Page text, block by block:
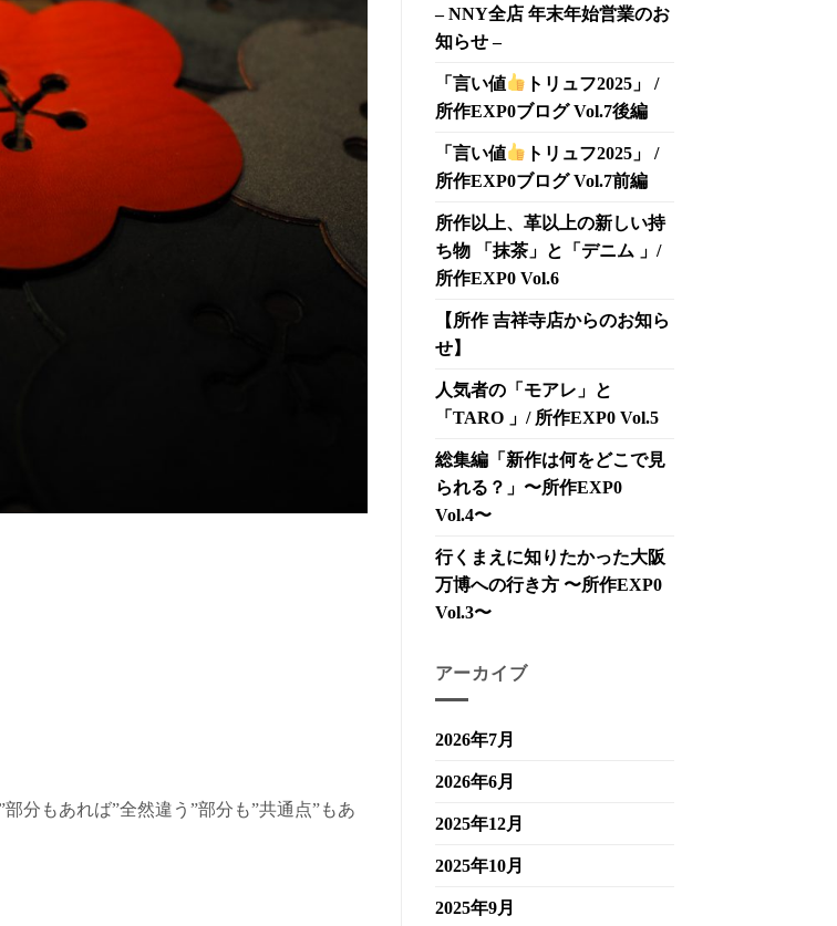
分もあれば”全然違う”部分も”共通点”もあ
– NNY全店 年末年始営業のお
知らせ –
「言い値
トリュフ2025」 /
所作EXP0ブログ Vol.7後編
「言い値
トリュフ2025」 /
所作EXP0ブログ Vol.7前編
所作以上、革以上の新しい持
ち物 「抹茶」と「デニム 」/
所作EXP0 Vol.6
【所作 吉祥寺店からのお知ら
せ】
人気者の「モアレ」と
「TARO 」/ 所作EXP0 Vol.5
総集編「新作は何をどこで見
られる？」〜所作EXP0
Vol.4〜
行くまえに知りたかった大阪
万博への行き方 〜所作EXP0
Vol.3〜
アーカイブ
2026年7月
2026年6月
2025年12月
2025年10月
2025年9月